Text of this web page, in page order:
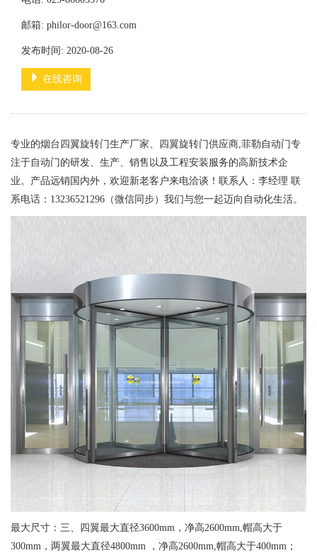
邮箱: philor-door@163.com
发布时间: 2020-08-26
在线咨询
专业的烟台四翼旋转门生产厂家、四翼旋转门供应商,菲勒自动门专
注于自动门的研发、生产、销售以及工程安装服务的高新技术企
业。产品远销国内外，欢迎新老客户来电洽谈！联系人：李经理 联
系电话：13236521296（微信同步）我们与您一起迈向自动化生活。
最大尺寸：三、四翼最大直径3600mm，净高2600mm,帽高大于
300mm，两翼最大直径4800mm ，净高2600mm,帽高大于400mm；